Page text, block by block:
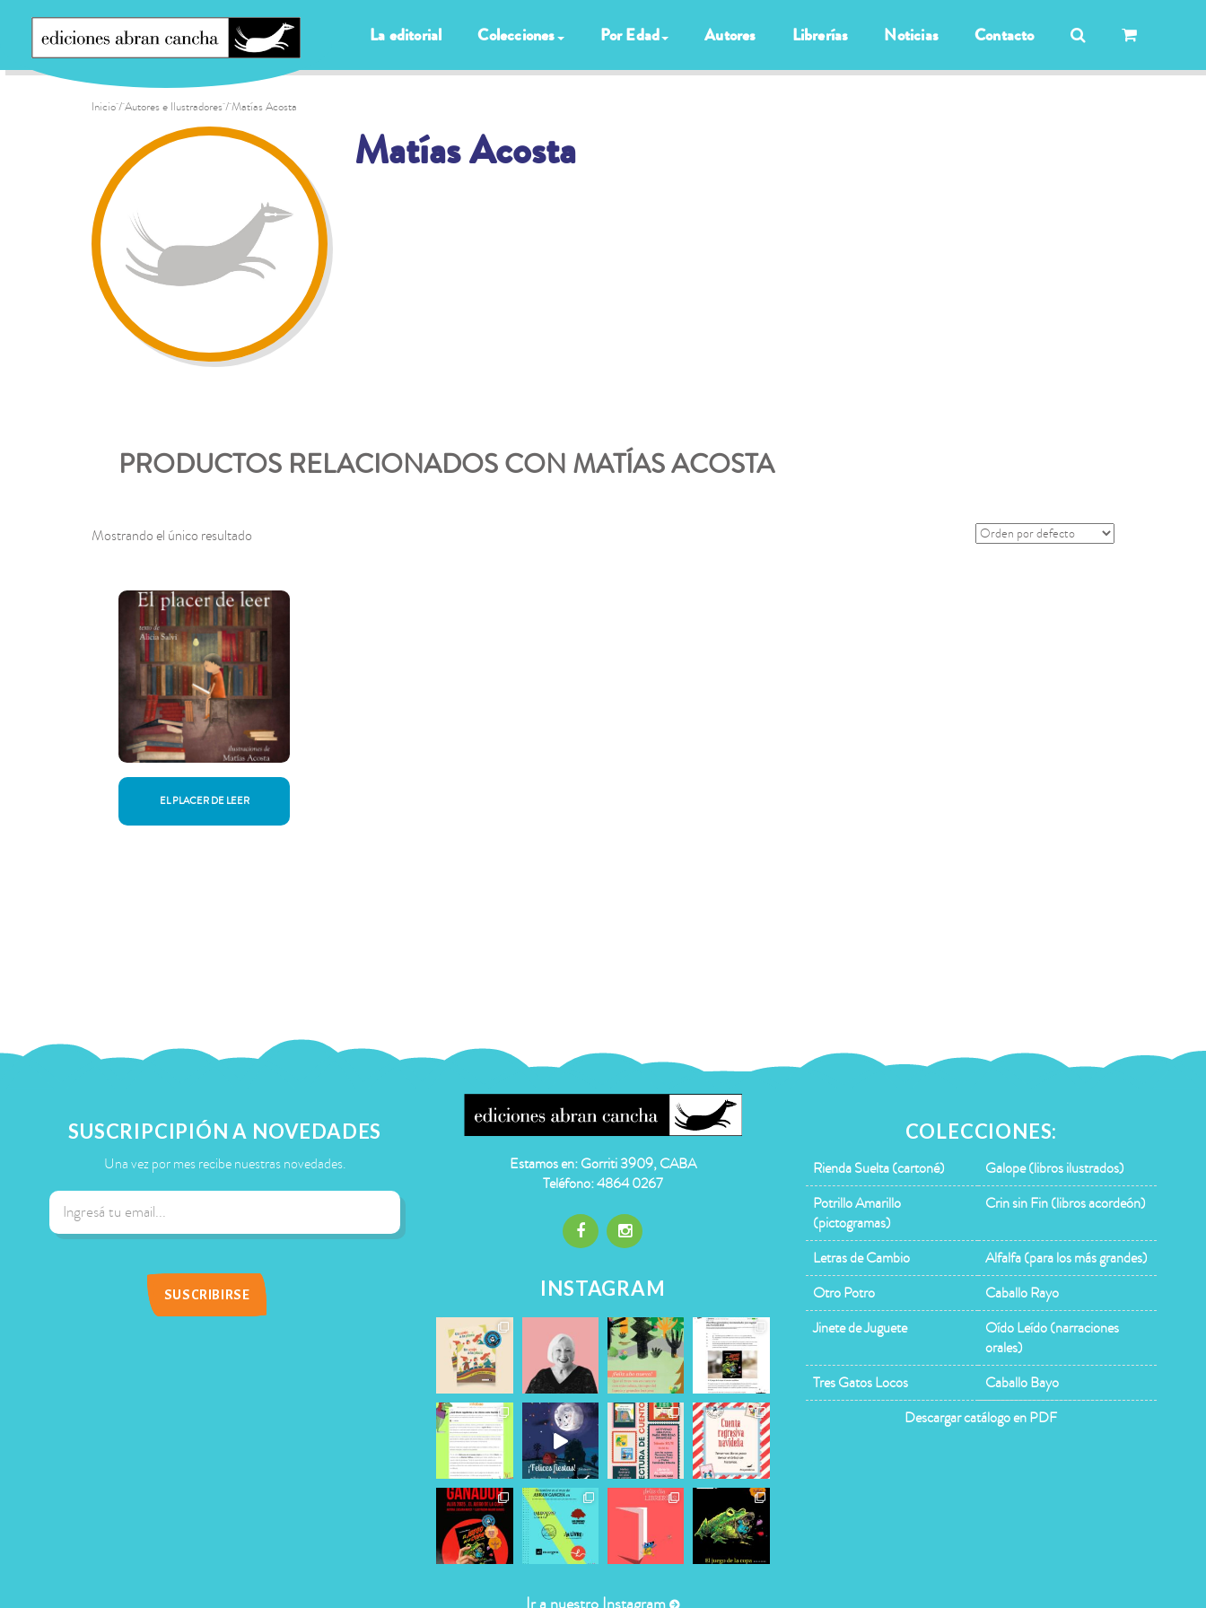
La editorial Colecciones Por Edad Autores Librerías Noticias Contacto
Inicio/ Autores e Ilustradores / Matías Acosta
Matías Acosta
PRODUCTOS RELACIONADOS CON MATÍAS ACOSTA
Mostrando el único resultado
EL PLACER DE LEER
SUSCRIPCIPIÓN A NOVEDADES
Una vez por mes recibe nuestras novedades.
Estamos en: Gorriti 3909, CABA
Teléfono: 4864 0267
INSTAGRAM
COLECCIONES:
Rienda Suelta (cartoné)
Galope (libros ilustrados)
Potrillo Amarillo
(pictogramas)
Crin sin Fin (libros acordeón)
Letras de Cambio
Alfalfa (para los más grandes)
Otro Potro
Caballo Rayo
Jinete de Juguete
Oído Leído (narraciones
orales)
Tres Gatos Locos
Caballo Bayo
Descargar catálogo en PDF